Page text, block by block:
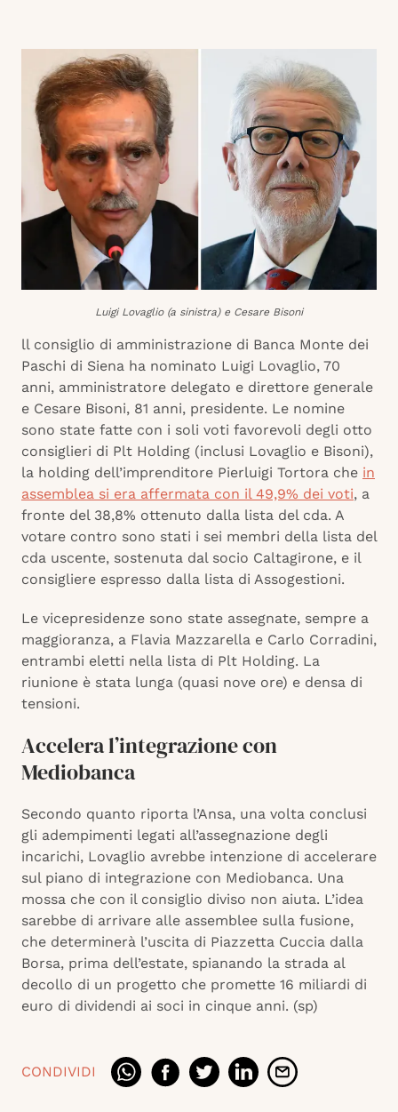
Luigi Lovaglio (a sinistra) e Cesare Bisoni
ll consiglio di amministrazione di Banca Monte dei
Paschi di Siena ha nominato Luigi Lovaglio, 70
anni, amministratore delegato e direttore generale
e Cesare Bisoni, 81 anni, presidente. Le nomine
sono state fatte con i soli voti favorevoli degli otto
consiglieri di Plt Holding (inclusi Lovaglio e Bisoni),
la holding dell’imprenditore Pierluigi Tortora che in
assemblea si era affermata con il 49,9% dei voti, a
fronte del 38,8% ottenuto dalla lista del cda. A
votare contro sono stati i sei membri della lista del
cda uscente, sostenuta dal socio Caltagirone, e il
consigliere espresso dalla lista di Assogestioni.
Le vicepresidenze sono state assegnate, sempre a
maggioranza, a Flavia Mazzarella e Carlo Corradini,
entrambi eletti nella lista di Plt Holding. La
riunione è stata lunga (quasi nove ore) e densa di
tensioni.
Accelera l’integrazione con
Mediobanca
Secondo quanto riporta l’Ansa, una volta conclusi
gli adempimenti legati all’assegnazione degli
incarichi, Lovaglio avrebbe intenzione di accelerare
sul piano di integrazione con Mediobanca. Una
mossa che con il consiglio diviso non aiuta. L’idea
sarebbe di arrivare alle assemblee sulla fusione,
che determinerà l’uscita di Piazzetta Cuccia dalla
Borsa, prima dell’estate, spianando la strada al
decollo di un progetto che promette 16 miliardi di
euro di dividendi ai soci in cinque anni. (sp)
CONDIVIDI